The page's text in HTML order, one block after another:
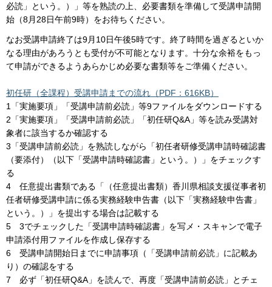
必読」という。）」等を熟読の上、必要書類を準備して受講申請開
始（8月28日午前9時）をお待ちください。
なお受講申請終了は9月10日午後5時です。終了時間を過ぎるといか
なる理由があろうとも受付が不可能となります。十分な余裕をもっ
て申請ができるようあらかじめ必要な書類等をご準備ください。
初任研（全課程）受講申請までの流れ（PDF：616KB）
1「実施要項」「受講申請前必読」等9ファイルをダウンロードする
2「実施要項」「受講申請前必読」「初任研Q&A」等を読み受講対
象者に該当するか確認する
3「受講申請前必読」を熟読しながら「初任者研修受講申請時確認書
（要添付）（以下「受講申請時確認書」という。）」をチェックす
る
4 任意提出書類である「（任意提出書類）香川県相談支援従事者初
任者研修受講申請に係る実務経験申告書（以下「実務経験申告書」
という。）」を提出する場合は記載する
5 3でチェックした「受講申請時確認書」を写メ・スキャンで電子
申請添付用ファイルを作成し保存する
6 受講申請開始日までに申請事項（「受講申請前必読」に記載あ
り）の確認をする
7 必ず「初任研Q&A」を読んで、再度「受講申請前必読」とチェ